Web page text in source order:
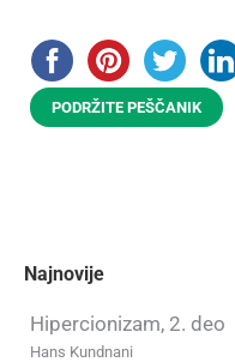
PODRŽITE PEŠČANIK
Najnovije
Hipercionizam, 2. deo
Hans Kundnani